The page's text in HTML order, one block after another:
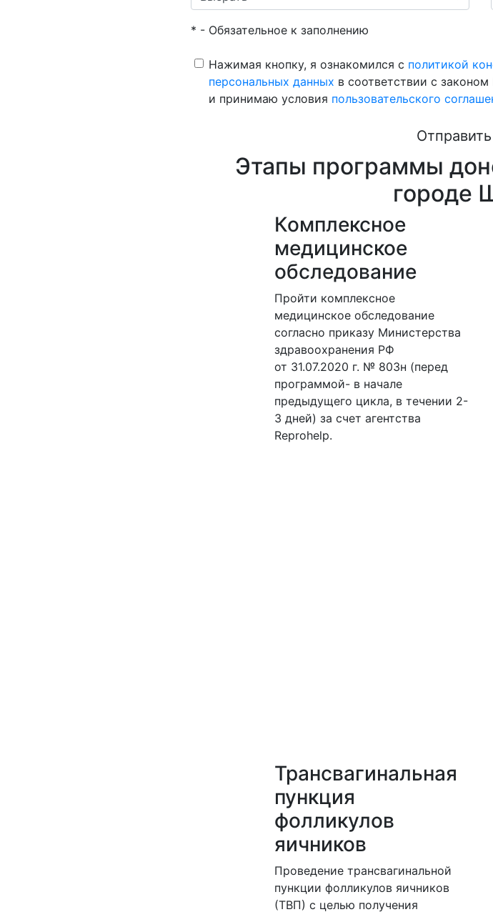
* - Обязательное к заполнению
Нажимая кнопку, я ознакомился с политикой
персональных данных в соответствии с
и принимаю условия пользовательского
Этапы программы
городе
Комплексное
медицинское
обследование
Пройти комплексное
медицинское обследование
согласно приказу Министерства
здравоохранения РФ
от 31.07.2020 г. № 803н (перед
программой- в начале
предыдущего цикла, в течении 2-
3 дней) за счет агентства
Reprohelp.
Трансвагинальная
пункция
фолликулов
яичников
Проведение трансвагинальной
пункции фолликулов яичников
(ТВП) с целью получения